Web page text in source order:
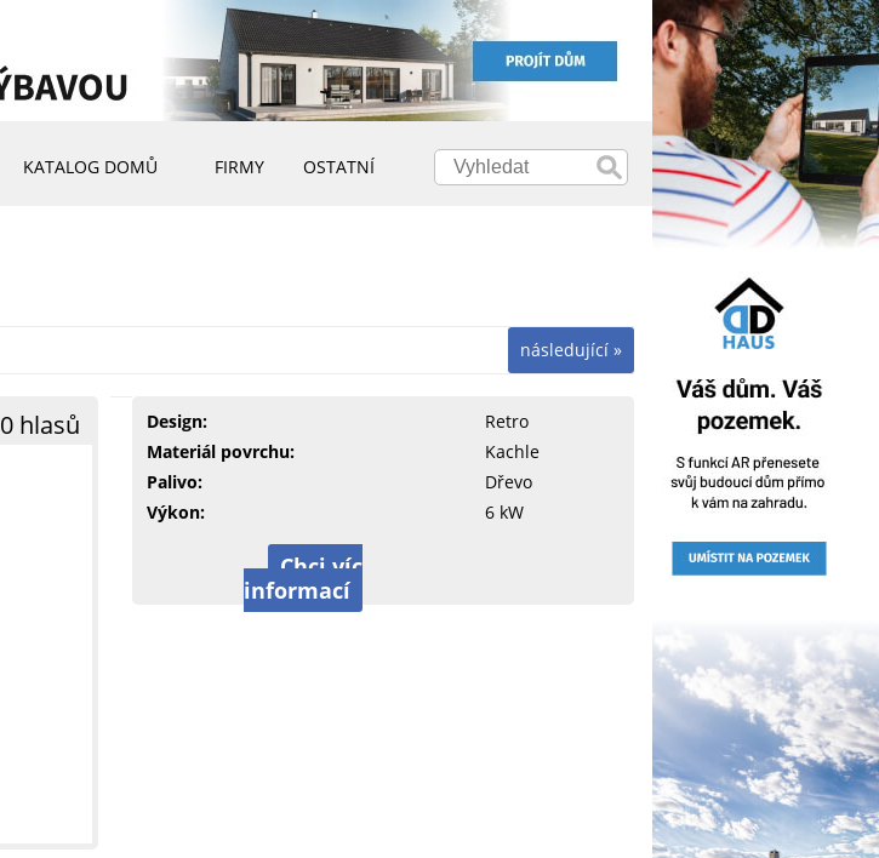
KATALOG DOMŮ FIRMY OSTATNÍ
následující »
Design:
Retro
Materiál povrchu:
Kachle
Palivo:
Dřevo
Výkon:
6 kW
Chci víc
informací
0 hlasů